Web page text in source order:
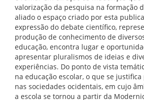
valorização da pesquisa na formação
aliado o espaço criado por esta
expressão do debate científico,
produção de conhecimento de
educação, encontra lugar e
apresentar pluralismos de ideias e
experiências. Do ponto de vista
na educação escolar, o que se
nas sociedades ocidentais, em cujo
a escola se tornou a partir da